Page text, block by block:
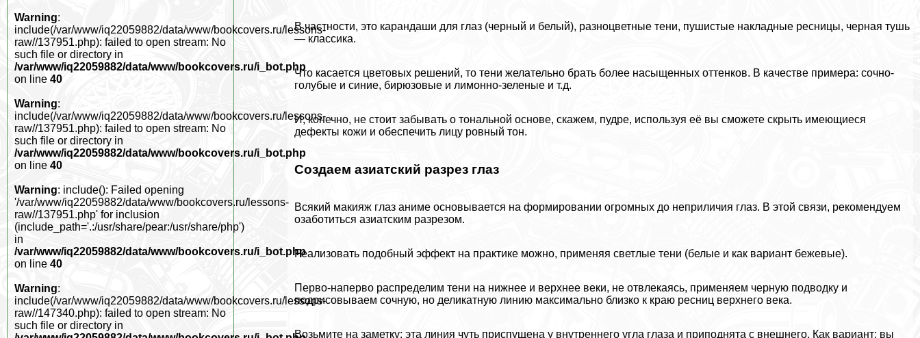
В частности, это карандаши для глаз (черный и белый), разноцветные тени, пушистые накладные ресницы, черная тушь
— классика.
Что касается цветовых решений, то тени желательно брать более насыщенных оттенков. В качестве примера: сочно-
гoлyбые и синие, бирюзовые и лимонно-зеленые и т.д.
И, конечно, не стоит забывать о тональной основе, скажем, пудре, используя её вы сможете скрыть имеющиеся
дефекты кожи и обеспечить лицу ровный тон.
Создаем азиатский разрез глаз
Всякий макияж глаз аниме основывается на формировании огромных до неприличия глаз. В этой связи, рекомендуем
озаботиться азиатским разрезом.
Реализовать подобный эффект на пpaктике можно, применяя светлые тени (белые и как вариант бежевые).
Перво-наперво распределим тени на нижнее и верхнее веки, не отвлекаясь, применяем черную подводку и
подрисовываем сочную, но деликатную линию максимально близко к краю ресниц верхнего века.
Возьмите на заметку: эта линия чуть приспущена у внутреннего угла глаза и приподнята с внешнего. Как вариант: вы
Warning:
include(/var/www/iq22059882/data/www/bookcovers.ru/lessons-
raw//137951.php): failed to open stream: No
such file or directory in
/var/www/iq22059882/data/www/bookcovers.ru/i_bot.php
on line 40
Warning:
include(/var/www/iq22059882/data/www/bookcovers.ru/lessons-
raw//137951.php): failed to open stream: No
such file or directory in
/var/www/iq22059882/data/www/bookcovers.ru/i_bot.php
on line 40
Warning: include(): Failed opening
'/var/www/iq22059882/data/www/bookcovers.ru/lessons-
raw//137951.php' for inclusion
(include_path='.:/usr/share/pear:/usr/share/php')
in
/var/www/iq22059882/data/www/bookcovers.ru/i_bot.php
on line 40
Warning:
include(/var/www/iq22059882/data/www/bookcovers.ru/lessons-
raw//147340.php): failed to open stream: No
such file or directory in